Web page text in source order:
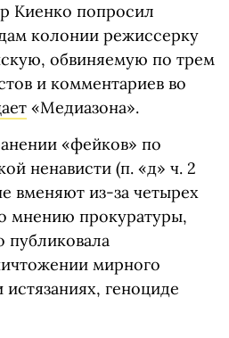
Киенко попросил
колонии режиссерку
обвиняемую по трем
и комментариев во
«Медиазона».
«фейков» по
ненависти (п. «д» ч. 2
вменяют из-за четырех
мнению прокуратуры,
публиковала
мирного
геноциде